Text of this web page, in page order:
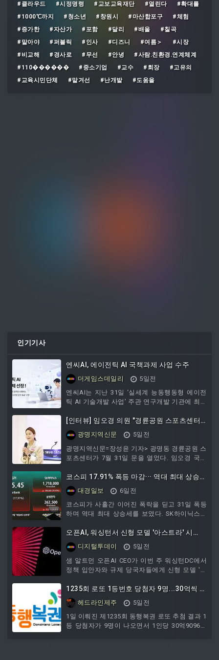
#클라우드
#시정명령 #교보교육재단 #열린다
#확대를
#1000℃까지
#청소년 #창원시 #마산합포구
#체험
#증가한
#자산가 #포함 #달리 #배울
#칠곡
#말아야
#퍼블릭 #인사 #디즈니 #여름＞
#시장
#비교해
#경사로 #무선 #안녕
#사람․친환경․연계체계
#110������
#중소기업 #교수 #회장
#고유의
#교육시민단체
#맡겨선 #난개발 #도움을
인기기사
엔씨AI, 에이전틱 AI 국책과제 사업 수주
더게임스데일리
5일전
엔씨AI는 지난 31일 ‘실세계 능동행동형 에이전
틱 AI 기술개발 사업’ 주관 연구개발 기관에 최종
와
[인터뷰] 임오경 의원 "경륜공원 스포츠센터
개관...문화·스포츠 콤플렉스 조성하겠다"
광명지역신문
5일전
광명지역신문=장성윤 기자> 광명동 경륜공원 스
포츠센터가 7월 31일 문을 열었다. 임오경 국회
한구역 관리계획 변경을 지원하며 사업 추진의
기반을 마련했다. 임 의원은 이번 개관을 시작으
로 경륜장 일대를 시민 중심의 문화·스포츠 공간
으로 발전시키겠다는 구상을 밝혔다. 다음은 임
오경 의원과의 일문일답이다. Q. 경륜공원 스포
씀해 주시죠.광명시민 여러분께 정말 반가운 소
식을 전하게 되어 기쁩니다. 오랫동안 기다려온
경륜공원 스포츠센터가 마침내 문을
코스피 17.91% 폭등 마감··· 역대 최대 상승률
·상승폭 경신
대경일보
6일전
코스피가 사흘간 이어진 폭락을 딛고 31일 폭등
하며 역대 최대 상승세를 보였다. SK하이닉스는
는 미국 빅테크 기업들의 호실적으로 AI 투자 확
대에 대한 믿음이 회복된 데다, 코스피가 대대적
조정을 거치며 역사적 저평가 구간에 진입해 저
가 매수세가 유입된 영향으로 풀이된다.이날 코
스피는 전날보다 1001.89포인트 오른 6595.45로
시에 기록했다. 전날 5593.56에서 하루 만에
1000포인트 넘게 오른 것으로 하루 기준
오픈AI, 워싱턴서 신형 모델 '아스트라' 시
연..."다수 에이전트 장시간 함께 작동"
디지털투데이
5일전
샘 알트먼 오픈AI CEO가 이번 주 워싱턴DC에서
정책 입안자와 규제 당국자들에게 신형 모델 '아
명을 인용해 31일 보도했다.보도에 따르면 오픈
AI는 아스트라가 여러 에이전트를 장시간 함께
돌려 프로젝트나 고난도 수학 문제 같은 특히 어
려운 과제를 풀어내는 능력을 갖췄다고 강조했
다. 아스트라는 솔, 테라, 루나에 이어 오픈AI가
1235회 로또 1등번호 당첨자 9명...30억씩 배
당
헤드라인제주
5일전
1일 이뤄진 제1235회 동행복권 로또 추첨 결과 1
등 당첨자가 9명이 나오면서 1인당 30억9096만